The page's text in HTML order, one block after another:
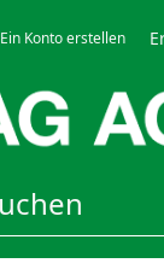
Ein Konto erstellen